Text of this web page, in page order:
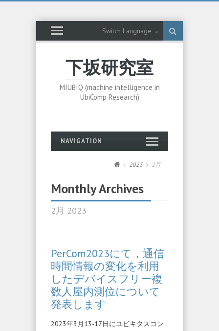
Switch Language
下坂研究室
MIUBIQ (machine intelligence in
UbiComp Research)
NAVIGATION
2023 2月
Monthly Archives
2月 2023
PerCom2023にて，通信
時間情報の変化を利用
したデバイスフリー複
数人屋内測位について
発表します
2023年3月13-17日にユビキタスコン